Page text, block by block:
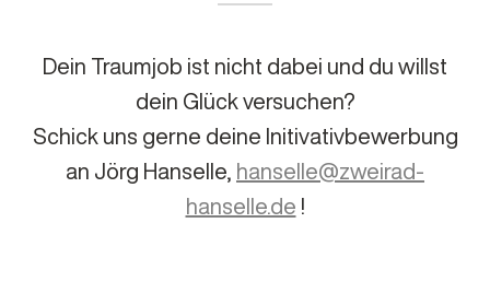
Dein Traumjob ist nicht dabei und du willst
dein Glück versuchen?
Schick uns gerne deine Initivativbewerbung
an Jörg Hanselle, hanselle@zweirad-
hanselle.de !